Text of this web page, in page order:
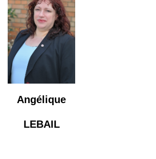
Angélique
LEBAIL